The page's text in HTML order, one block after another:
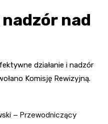
nad
działanie i nadzór
Komisję Rewizyjną.
– Przewodniczący